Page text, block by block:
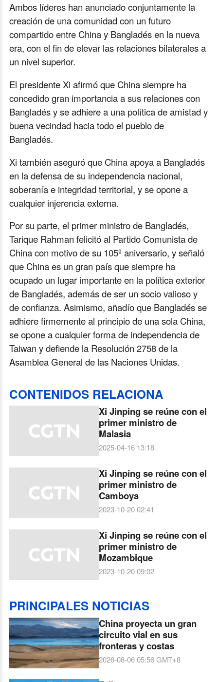
Ambos líderes han anunciado conjuntamente la
creación de una comunidad con un futuro
compartido entre China y Bangladés en la nueva
era, con el fin de elevar las relaciones bilaterales a
un nivel superior.
El presidente Xi afirmó que China siempre ha
concedido gran importancia a sus relaciones con
Bangladés y se adhiere a una política de amistad y
buena vecindad hacia todo el pueblo de
Bangladés.
Xi también aseguró que China apoya a Bangladés
en la defensa de su independencia nacional,
soberanía e integridad territorial, y se opone a
cualquier injerencia externa.
Por su parte, el primer ministro de Bangladés,
Tarique Rahman felicitó al Partido Comunista de
China con motivo de su 105º aniversario, y señaló
que China es un gran país que siempre ha
ocupado un lugar importante en la política exterior
de Bangladés, además de ser un socio valioso y
de confianza. Asimismo, añadío que Bangladés se
adhiere firmemente al principio de una sola China,
se opone a cualquier forma de independencia de
Taiwan y defiende la Resolución 2758 de la
Asamblea General de las Naciones Unidas.
CONTENIDOS RELACIONA
Xi Jinping se reúne con el
primer ministro de
Malasia
2025-04-16 13:18
Xi Jinping se reúne con el
primer ministro de
Camboya
2023-10-20 02:41
Xi Jinping se reúne con el
primer ministro de
Mozambique
2023-10-20 09:02
PRINCIPALES NOTICIAS
China proyecta un gran
circuito vial en sus
fronteras y costas
2026-08-06 05:56GMT+8